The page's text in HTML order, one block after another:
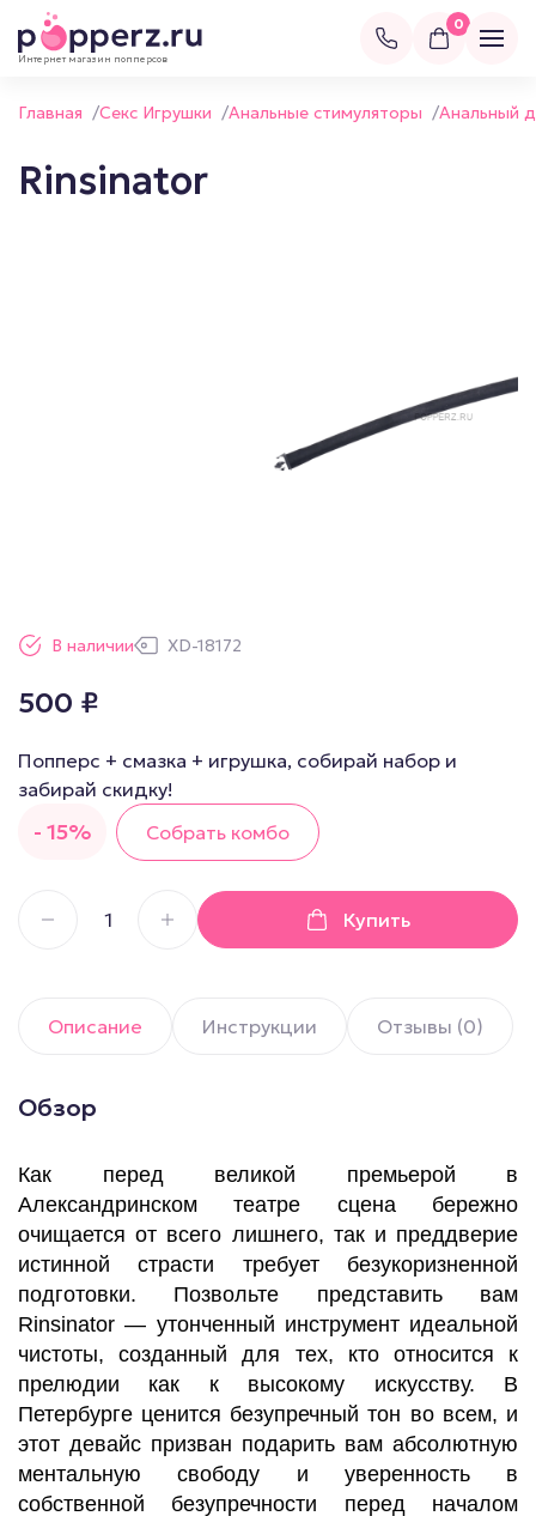
Интернет магазин попперсов
0
Главная /Секс Игрушки /Анальные стимуляторы /Анальный
Rinsinator
В наличии XD-18172
500 ₽
- 15%
Попперс + смазка + игрушка, собирай набор и
забирай скидку!
Собрать комбо
Купить
Описание Инструкции Отзывы (0)
Обзор
Как перед великой премьерой в
Александринском театре сцена бережно
очищается от всего лишнего, так и преддверие
истинной страсти требует безукоризненной
подготовки. Позвольте представить вам
Rinsinator — утонченный инструмент идеальной
чистоты, созданный для тех, кто относится к
прелюдии как к высокому искусству. В
Петербурге ценится безупречный тон во всем, и
этот девайс призван подарить вам абсолютную
ментальную свободу и уверенность в
собственной безупречности перед началом